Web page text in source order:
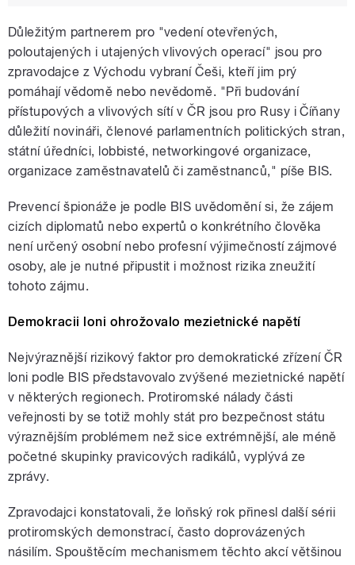
Důležitým partnerem pro "vedení otevřených,
poloutajených i utajených vlivových operací" jsou pro
zpravodajce z Východu vybraní Češi, kteří jim prý
pomáhají vědomě nebo nevědomě. "Při budování
přístupových a vlivových sítí v ČR jsou pro Rusy i Číňany
důležití novináři, členové parlamentních politických stran,
státní úředníci, lobbisté, networkingové organizace,
organizace zaměstnavatelů či zaměstnanců," píše BIS.
Prevencí špionáže je podle BIS uvědomění si, že zájem
cizích diplomatů nebo expertů o konkrétního člověka
není určený osobní nebo profesní výjimečností zájmové
osoby, ale je nutné připustit i možnost rizika zneužití
tohoto zájmu.
Demokracii loni ohrožovalo mezietnické napětí
Nejvýraznější rizikový faktor pro demokratické zřízení ČR
loni podle BIS představovalo zvýšené mezietnické napětí
v některých regionech. Protiromské nálady části
veřejnosti by se totiž mohly stát pro bezpečnost státu
výraznějším problémem než sice extrémnější, ale méně
početné skupinky pravicových radikálů, vyplývá ze
zprávy.
Zpravodajci konstatovali, že loňský rok přinesl další sérii
protiromských demonstrací, často doprovázených
násilím. Spouštěcím mechanismem těchto akcí většinou